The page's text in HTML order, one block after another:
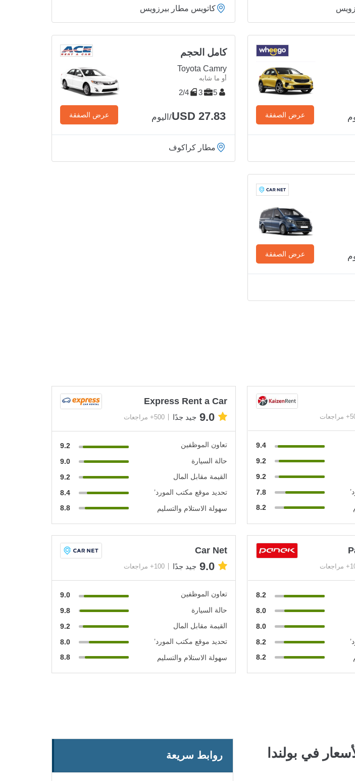
كاتويس مطار بيرزويس
عرض الصفقة
كامل الحجم
Toyota Camry
أو ما شابه
5
3
2/4
USD 27.83/اليوم عرض الصفقة
مطار كراكوف
عرض الصفقة
9.4
9.2
9.2
7.8
8.2
Express Rent a Car
9.0 جيد جدًا 500+ مراجعات
تعاون الموظفين
9.2
حالة السيارة
9.0
القيمة مقابل المال
9.2
تحديد موقع مكتب المورد’
8.4
سهولة الاستلام والتسليم
8.8
8.2
8.0
8.0
8.2
8.2
Car Net
9.0 جيد جدًا 100+ مراجعات
تعاون الموظفين
9.0
حالة السيارة
9.8
القيمة مقابل المال
9.2
تحديد موقع مكتب المورد’
8.0
سهولة الاستلام والتسليم
8.8
روابط سريعة
في بولندا